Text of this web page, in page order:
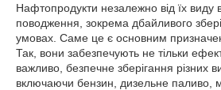
Нафтопродукти незалежно від їх виду
поводження, зокрема дбайливого
умовах. Саме це є основним
Так, вони забезпечують не тільки
важливо, безпечне зберігання різних
включаючи бензин, дизельне паливо,